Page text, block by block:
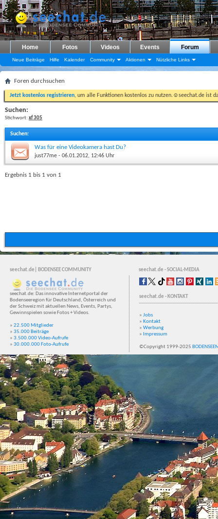
Home Fotos Videos Events Forum
Neue Beiträge Hilfe Kalender Community Aktionen Nützliche Links
Foren durchsuchen
Jetzt kostenlos registrieren, um alle Funktionen kostenlos zu nutzen.☺seechat.de ist
Suchen:
Stichwort: xf 305
Suchen:
Was für eine Videokamera hast Du?
just77me - 06.01.2012, 12:46 Uhr
Ergebnis 1 bis 1 von 1
seechat.de| BODENSEE COMMUNITY seechat.de - SOCIAL-MEDIA
seechat.de: Das innovative Internetportal der
Bodenseeregion für Deutschland, Österreich und
der Schweiz mit aktuellen News, Events, Partys,
Gewinnspielen sowie Fotos + Videos.
» 22.500 Mitglieder
» 35.000 Beiträge
» 3.500.000 Video-Aufrufe
» 30.000.000 Foto-Aufrufe
seechat.de - KONTAKT
» Jobs
» Kontakt
» Werbung
» Impressum
©Copyright 1999-2025